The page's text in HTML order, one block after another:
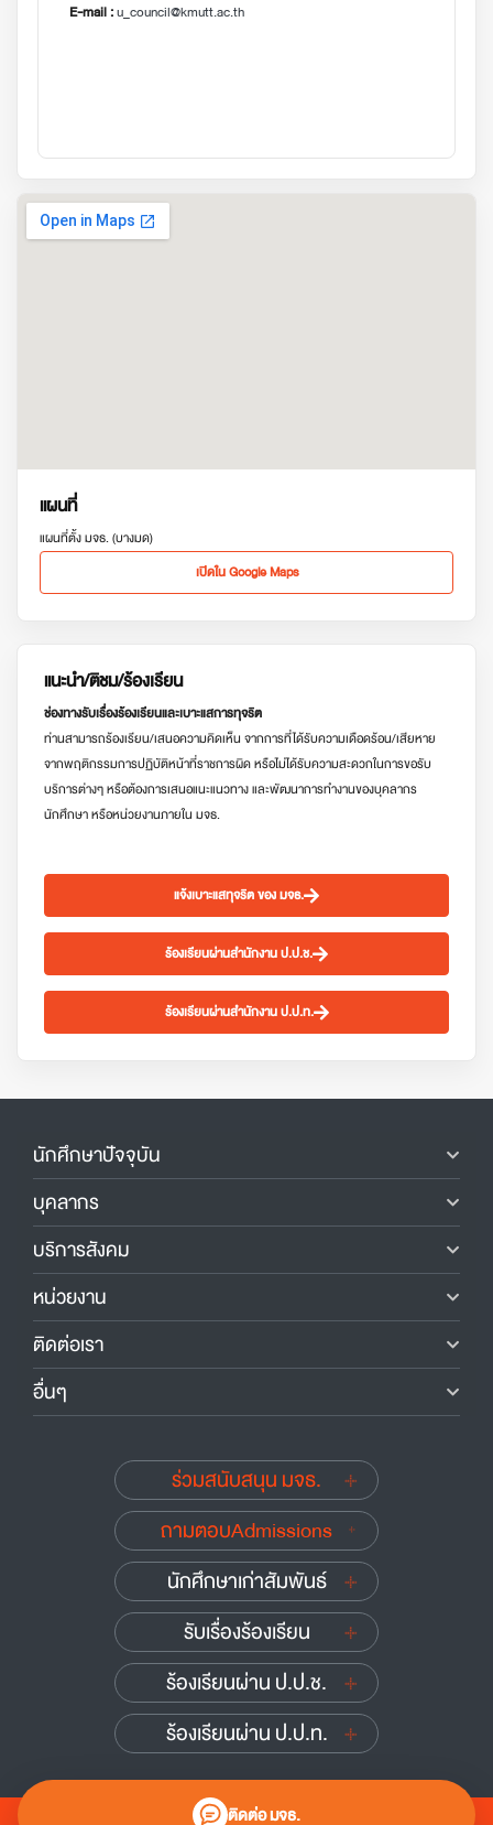
E-mail :u_council@kmutt.ac.th
แผนที่
แผนที่ตั้ง มจธ. (บางมด)
เปิดใน Google Maps
แนะนำ/ติชม/ร้องเรียน
ช่องทางรับเรื่องร้องเรียนและเบาะแสการทุจริต
ท่านสามารถร้องเรียน/เสนอความคิดเห็น จากการที่ได้รับความเดือดร้อน/เสียหาย
จากพฤติกรรมการปฏิบัติหน้าที่ราชการผิด หรือไม่ได้รับความสะดวกในการขอรับ
บริการต่างๆ หรือต้องการเสนอแนะแนวทาง และพัฒนาการทำงานของบุคลากร
นักศึกษา หรือหน่วยงานภายใน มจธ.
แจ้งเบาะแสทุจริต ของ มจธ.
ร้องเรียนผ่านสำนักงาน ป.ป.ช.
ร้องเรียนผ่านสำนักงาน ป.ป.ท.
ติดต่อ มจธ.
นักศึกษาปัจจุบัน
บุคลากร
บริการสังคม
หน่วยงาน
ติดต่อเรา
อื่นๆ
ร่วมสนับสนุน มจธ.
ถามตอบAdmissions
นักศึกษาเก่าสัมพันธ์
รับเรื่องร้องเรียน
ร้องเรียนผ่าน ป.ป.ช.
ร้องเรียนผ่าน ป.ป.ท.